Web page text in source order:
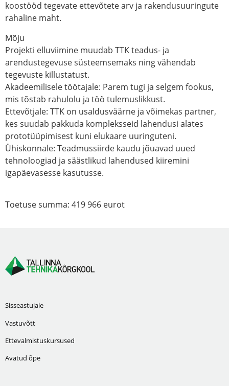
koostööd tegevate ettevõtete arv ja rakendusuuringute
rahaline maht.
Mõju
Projekti elluviimine muudab TTK teadus- ja
arendustegevuse süsteemsemaks ning vähendab
tegevuste killustatust.
Akadeemilisele töötajale: Parem tugi ja selgem fookus,
mis tõstab rahulolu ja töö tulemuslikkust.
Ettevõtjale: TTK on usaldusväärne ja võimekas partner,
kes suudab pakkuda kompleksseid lahendusi alates
prototüüpimisest kuni elukaare uuringuteni.
Ühiskonnale: Teadmussiirde kaudu jõuavad uued
tehnoloogiad ja säästlikud lahendused kiiremini
igapäevasesse kasutusse.
Toetuse summa: 419 966 eurot
Sisseastujale
Vastuvõtt
Ettevalmistuskursused
Avatud õpe